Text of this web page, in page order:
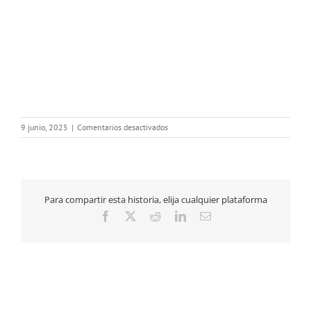
9 junio, 2025 | Comentarios desactivadosen
06062025-
Para compartir esta historia, elija cualquier plataforma
Facebook RedditLinkedInCorreo